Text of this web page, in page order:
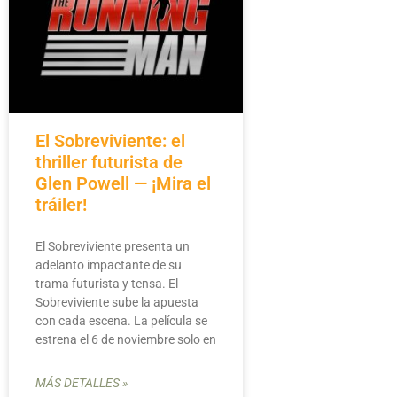
El Sobreviviente: el
thriller futurista de
Glen Powell — ¡Mira el
tráiler!
El Sobreviviente presenta un
adelanto impactante de su
trama futurista y tensa. El
Sobreviviente sube la apuesta
con cada escena. La película se
estrena el 6 de noviembre solo en
MÁS DETALLES »